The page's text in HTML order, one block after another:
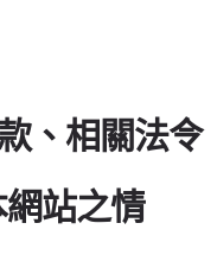
、相關法令
站之情